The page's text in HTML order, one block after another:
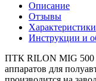
Описание
Отзывы
Характеристики
Инструкции и
ПТК RILON MIG 500
аппаратов для